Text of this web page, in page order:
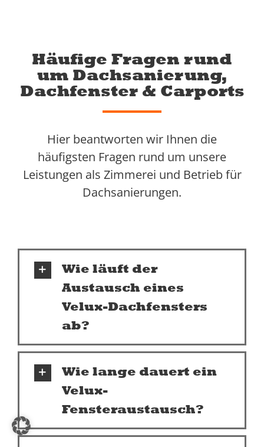
Häufige Fragen rund
um Dachsanierung,
Dachfenster & Carports
Hier beantworten wir Ihnen die
häufigsten Fragen rund um unsere
Leistungen als Zimmerei und Betrieb für
Dachsanierungen.
Wie läuft der
Austausch eines
Velux-Dachfensters
ab?
Wie lange dauert ein
Velux-
Fensteraustausch?